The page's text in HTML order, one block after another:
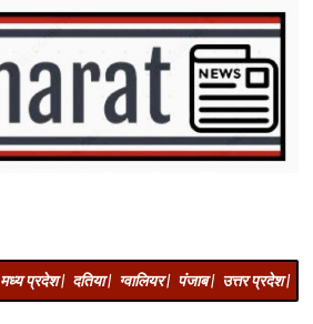
मध्य प्रदेश | दतिया | ग्वालियर | पंजाब | उत्तर प्रदेश |